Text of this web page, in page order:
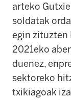
arteko
soldatak
egin zituzten
2021eko
duenez,
sektoreko
txikiagoak